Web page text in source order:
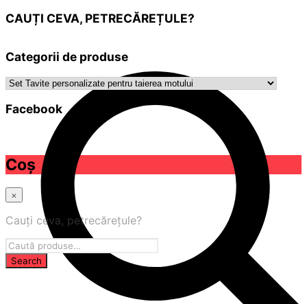
CAUȚI CEVA, PETRECĂREȚULE?
Categorii de produse
Facebook
Coș
×
Cauți ceva, petrecărețule?